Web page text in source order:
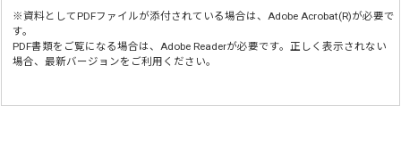
※資料としてPDFファイルが添付されている場合は、Adobe Acrobat(R)が必要で
す。
PDF書類をご覧になる場合は、Adobe Readerが必要です。正しく表示されない
場合、最新バージョンをご利用ください。